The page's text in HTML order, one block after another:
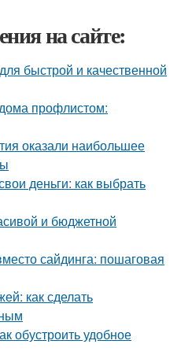
на сайте:
быстрой и качественной
профлистом:
оказали наибольшее
деньги: как выбрать
и бюджетной
сайдинга: пошаговая
как сделать
обустроить удобное